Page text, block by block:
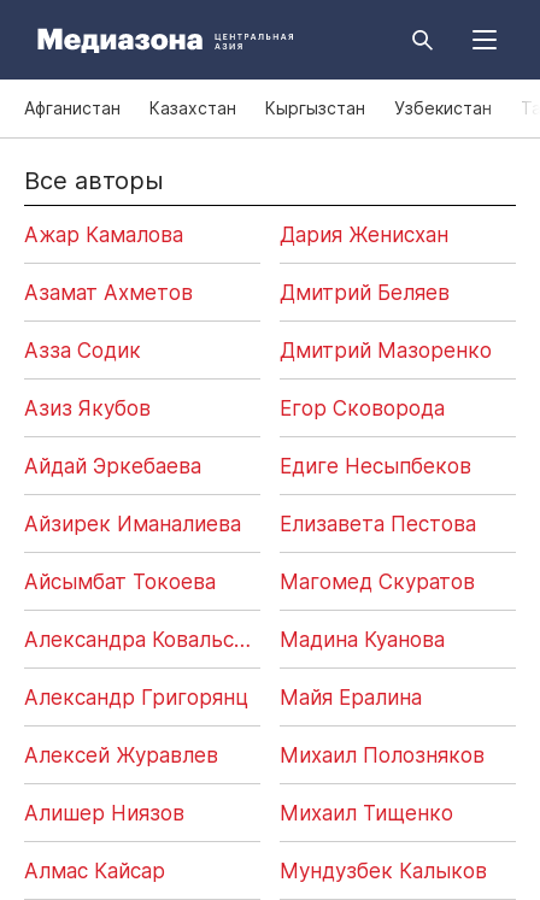
Афганистан Казахстан Кыргызстан Узбекистан
Все авторы
Ажар Камалова
Азамат Ахметов
Азза Содик
Азиз Якубов
Айдай Эркебаева
Айзирек Иманалиева
Айсымбат Токоева
Александра Ковальская
Александр Григорянц
Алексей Журавлев
Алишер Ниязов
Алмас Кайсар
Дария Женисхан
Дмитрий Беляев
Дмитрий Мазоренко
Егор Сковорода
Едиге Несыпбеков
Елизавета Пестова
Магомед Скуратов
Мадина Куанова
Майя Ералина
Михаил Полозняков
Михаил Тищенко
Мундузбек Калыков